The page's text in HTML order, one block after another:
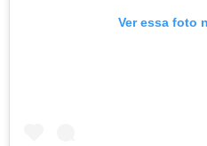
Ver essa foto